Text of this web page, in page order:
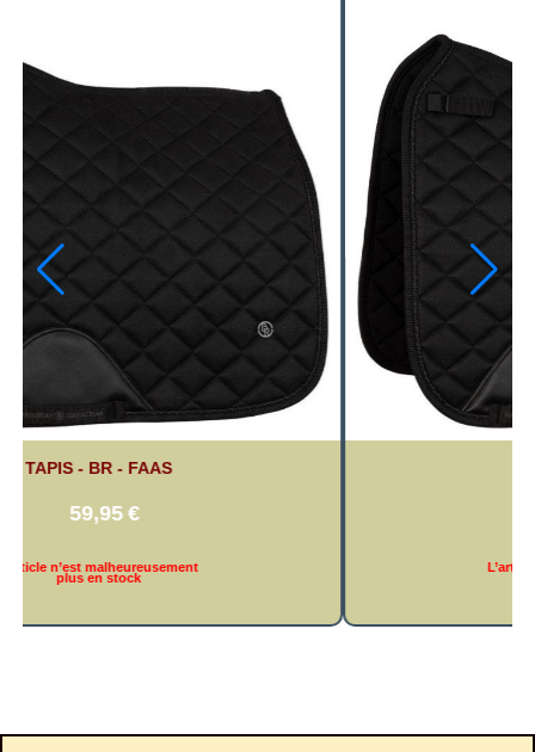
TAPIS - BR - FAAS
L’article n’est malheureusement